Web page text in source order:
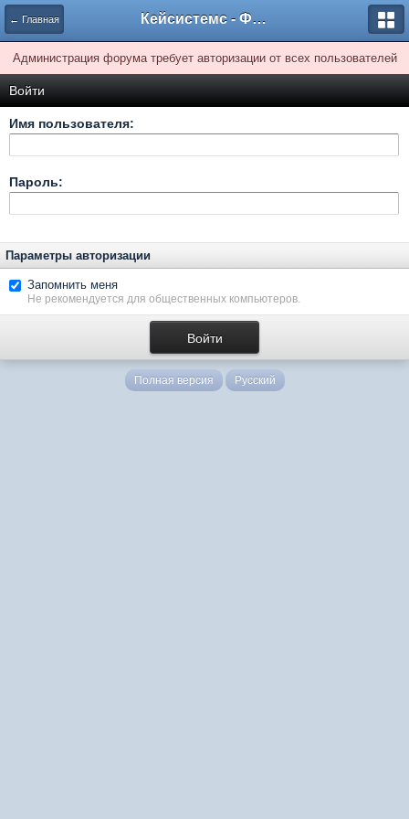
← Главная Кейсистемс - Форумы
Администрация форума требует авторизации от всех пользователей
Войти
Имя пользователя:
Пароль:
Параметры авторизации
Запомнить меня
Не рекомендуется для общественных компьютеров.
Полная версия Русский